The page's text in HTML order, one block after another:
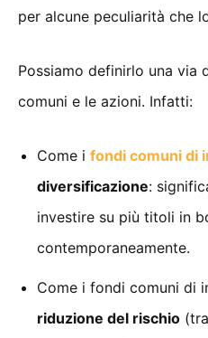
per alcune peculiarità che
Possiamo definirlo una via
comuni e le azioni. Infatti:
Come i fondi comuni di
diversificazione:
investire su più titoli in
contemporaneamente.
Come i fondi comuni di
riduzione del rischio